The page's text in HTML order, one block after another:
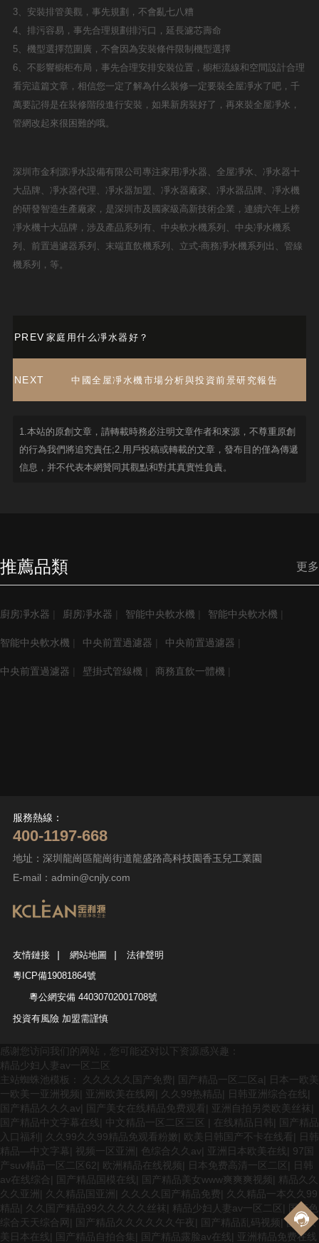
3、安裝排管美觀，事先規劃，不會亂七八糟
4、排污容易，事先合理規劃排污口，延長濾芯壽命
5、機型選擇范圍廣，不會因為安裝條件限制機型選擇
6、不影響櫥柜布局，事先合理安排安裝位置，櫥柜流線和空間設計合理
看完這篇文章，相信您一定了解為什么裝修一定要裝全屋凈水了吧，千
萬要記得是在裝修階段進行安裝，如果新房裝好了，再來裝全屋凈水，
管網改起來很困難的哦。
深圳市金利源凈水設備有限公司專注家用凈水器、全屋凈水、凈水器十
大品牌、凈水器代理、凈水器加盟、凈水器廠家、凈水器品牌、凈水機
的研發智造生產廠家，是深圳市及國家級高新技術企業，連續六年上榜
凈水機十大品牌，涉及產品系列有、中央軟水機系列、中央凈水機系
列、前置過濾器系列、末端直飲機系列、立式-商務凈水機系列出、管線
機系列，等。
PREV 家庭用什么凈水器好？
NEXT 中國全屋凈水機市場分析與投資前景研究報告
1.本站的原創文章，請轉載時務必注明文章作者和來源，不尊重原創
的行為我們將追究責任;2.用戶投稿或轉載的文章，發布目的僅為傳遞
信息，并不代表本網贊同其觀點和對其真實性負責。
推薦品類 更多
廚房凈水器 廚房凈水器 智能中央軟水機 智能中央軟水機
智能中央軟水機 中央前置過濾器 中央前置過濾器
中央前置過濾器 壁掛式管線機 商務直飲一體機
服務熱線：
400-1197-668
地址：深圳龍崗區龍崗街道龍盛路高科技園香玉兒工業園
E-mail： admin@cnjly.com
友情鏈接 | 網站地圖 |
法律聲明
粵ICP備19081864號
粵公網安備 44030702001708號
投資有風險 加盟需謹慎
感谢您访问我们的网站，您可能还对以下资源感兴趣：
精品少妇人妻av一区二区
主站蜘蛛池模板： 久久久久久国产免费 国产精品一区二区a
日本一欧美
一欧美一亚洲视频
亚洲欧美在线网 久久99热精品 日韩亚洲综合在线
国产精品久久久av
国产美女在线精品免费观看 亚洲自拍另类欧美丝袜
国产精品中文字幕在线
中文精品一区二区三区 在线精品日韩
国产精品
入口福利
久久99久久99精品免观看粉嫩 欧美日韩国产不卡在线看
日韩
精品―中文字幕
视频一区亚洲 色综合久久av 亚洲日本欧美在线
97国
产suv精品一区二区62
欧洲精品在线视频 日本免费高清一区二区
日韩
av在线综合
国产精品国模在线 国产精品美女www爽爽爽视频
精品久久
久久亚洲
久久精品国亚洲 久久久久国产精品免费
久久精品一本久久99
精品
久久国产精品99久久久久久丝袜 精品少妇人妻av一区二区
国产色
综合天天综合网
国产精品久久久久久久午夜 国产精品乱码视频 |国产欧
美日本在线
国产精品自拍合集 国产精品露脸av在线 亚洲精品免费在线